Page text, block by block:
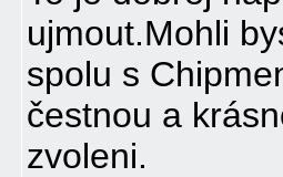
ujmout.Mohli
spolu s
čestnou a
zvoleni.